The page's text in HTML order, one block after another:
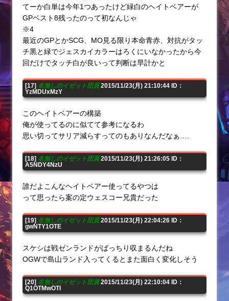
てーか白単は今年1つあったけど緑白のヘイトベアーが
GPベスト8残ったのって初なんじゃ
※4
最近のGPとかSCG、MO見る限り本命青赤、対抗がタッ
チ黒と緑でジェスカイカラーはろくにいなかったから今
回だけでタッチ白が良いって判断は早計かと
[17] 名無しのイゼット団員2015/11/23(月) 21:10:44 ID：
YzMDUxMzY
このヘイトベアーの構築
俺が使ってるのに似てて参考になるわ
思い切ってサリア減らすってのもありなんだなぁ….
[18] 名無しのイゼット団員2015/11/23(月) 21:26:05 ID：
A5NDY4NzU
誰だよこんなヘイトベアー使ってるやつは
って思ったら案の定ウェスコー兄貴だった
[19] 名無しのイゼット団員2015/11/23(月) 22:04:26 ID：
gwNTY1OTE
スケシは戦ゼンランドがばっちり収まるんだね
OGWで島山ランド入ってくるとまた面白く変化しそう
[20] 名無しのイゼット団員2015/11/23(月) 22:10:04 ID：
Q1OTMwOTI